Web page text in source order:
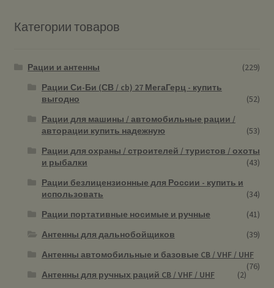
Категории товаров
Рации и антенны
(229)
Рации Си-Би (СВ / cb) 27 МегаГерц - купить
выгодно
(52)
Рации для машины / автомобильные рации /
авторации купить надежную
(53)
Рации для охраны / строителей / туристов / охоты
и рыбалки
(43)
Рации безлицензионные для России - купить и
использовать
(34)
Рации портативные носимые и ручные
(41)
Антенны для дальнобойщиков
(39)
Антенны автомобильные и базовые CB / VHF / UHF
(76)
Антенны для ручных раций CB / VHF / UHF
(2)